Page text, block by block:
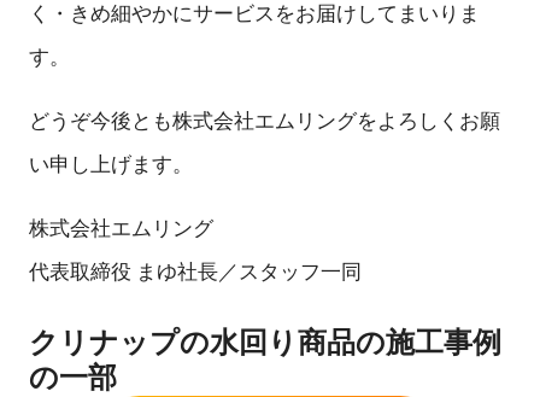
く・きめ細やかにサービスをお届けしてまいりま
す。
どうぞ今後とも株式会社エムリングをよろしくお願
い申し上げます。
株式会社エムリング
代表取締役 まゆ社長／スタッフ一同
クリナップの水回り商品の施工事例
の一部